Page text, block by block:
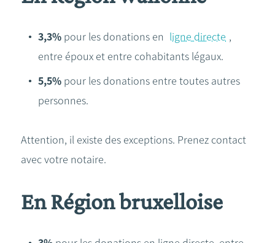
3,3% pour les donations en ligne directe ,
entre époux et entre cohabitants légaux.
5,5% pour les donations entre toutes autres
personnes.
Attention, il existe des exceptions. Prenez contact
avec votre notaire.
En Région bruxelloise